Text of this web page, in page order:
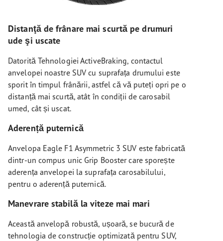
Distanţă de frânare mai scurtă pe drumuri
ude şi uscate
Datorită Tehnologiei ActiveBraking, contactul
anvelopei noastre SUV cu suprafața drumului este
sporit în timpul frânării, astfel că vă puteți opri pe o
distanță mai scurtă, atât în condiții de carosabil
umed, cât și uscat.
Aderență puternică
Anvelopa Eagle F1 Asymmetric 3 SUV este fabricată
dintr-un compus unic Grip Booster care sporește
aderența anvelopei la suprafața carosabilului,
pentru o aderență puternică.
Manevrare stabilă la viteze mai mari
Această anvelopă robustă, ușoară, se bucură de
tehnologia de construcție optimizată pentru SUV,